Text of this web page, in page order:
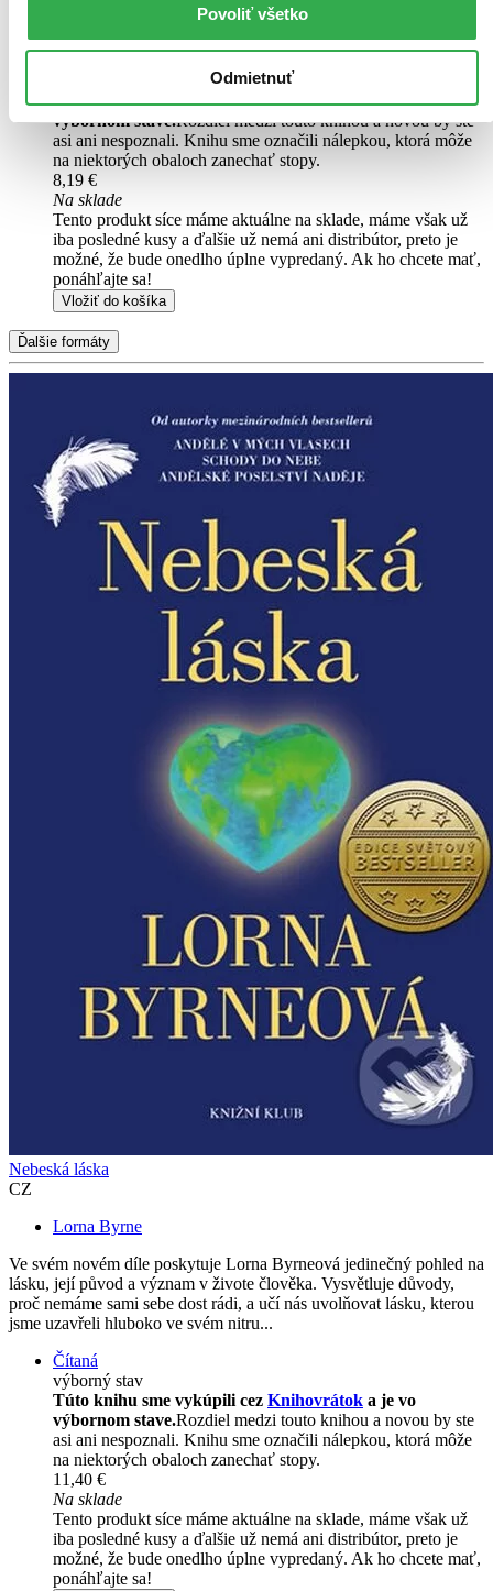
Povoliť všetko
Odmietnuť
vypršala. Nemôžeme ho už bohužiaľ predávať :-(
Pridať do zoznamu
Túto knihu sme vykúpili cezKnihovrátoka je vo
výbornom stave.Rozdiel medzi touto knihou a novou by ste
asi ani nespoznali. Knihu sme označili nálepkou, ktorá môže
na niektorých obaloch zanechať stopy.
8,19 €
Na sklade
Tento produkt síce máme aktuálne na sklade, máme však už
iba posledné kusy a ďalšie už nemá ani distribútor, preto je
možné, že bude onedlho úplne vypredaný. Ak ho chcete mať,
ponáhľajte sa!
Vložiť do košíka
Ďalšie formáty
Nebeská láska
CZ
Lorna Byrne
Ve svém novém díle poskytuje Lorna Byrneová jedinečný pohled na
lásku, její původ a význam v živote člověka. Vysvětluje důvody,
proč nemáme sami sebe dost rádi, a učí nás uvolňovat lásku, kterou
jsme uzavřeli hluboko ve svém nitru...
Čítaná
výborný stav
Túto knihu sme vykúpili cez Knihovrátok a je vo
výbornom stave.Rozdiel medzi touto knihou a novou by ste
asi ani nespoznali. Knihu sme označili nálepkou, ktorá môže
na niektorých obaloch zanechať stopy.
11,40 €
Na sklade
Tento produkt síce máme aktuálne na sklade, máme však už
iba posledné kusy a ďalšie už nemá ani distribútor, preto je
možné, že bude onedlho úplne vypredaný. Ak ho chcete mať,
ponáhľajte sa!